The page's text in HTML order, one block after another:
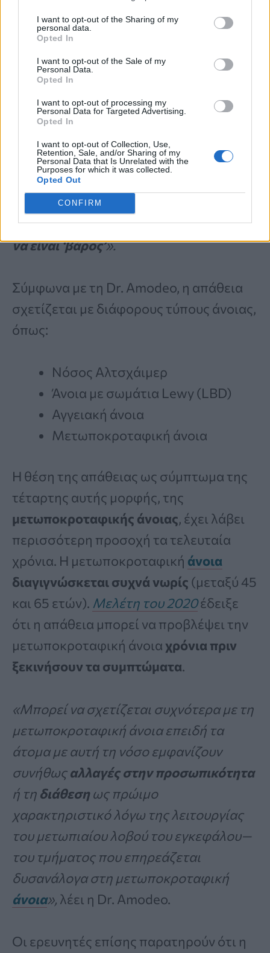
I want to opt-out of the Sharing of my
personal data.
Opted In
I want to opt-out of the Sale of my
Personal Data.
Opted In
I want to opt-out of processing my
Personal Data for Targeted Advertising.
Opted In
I want to opt-out of Collection, Use,
Retention, Sale, and/or Sharing of my
Personal Data that Is Unrelated with the
Purposes for which it was collected.
Opted Out
CONFIRM
δραστηριότητες που κάποτε του
άρεσαν.
Ο Dr.Daniel Lesley
Μασαχουσέτη, λέει ότι και οι
καταστάσεις μπορεί να συμβάλλουν
στην απάθεια.«Τα άτομα μπορεί να
νιώθουν ότι όλα είναιπιο δύσκολα,
κάνοντάς τα να φαίνονται ‘σαν να μην
προσπαθούν’»,
μπορεί νααισθάνονται ‘άχρηστοι’ ή σαν
να είναι ‘βάρος’».
Σύμφωνα με τη Dr. Amodeo, η απάθεια
σχετίζεται με διάφορους τύπους άνοιας,
όπως:
Νόσος Αλτσχάιμερ
Άνοια με σωμάτια Lewy (LBD)
Αγγειακή άνοια
Μετωποκροταφική άνοια
Η θέση της απάθειας ως σύμπτωμα της
τέταρτης αυτής μορφής, της
μετωποκροταφικής άνοιας, έχει λάβει
περισσότερη προσοχή τα τελευταία
χρόνια. Η μετωποκροταφική άνοια
διαγιγνώσκεται συχνά νωρίς (μεταξύ 45
και 65 ετών). Μελέτη του 2020έδειξε
ότι η απάθεια μπορεί να προβλέψει την
μετωποκροταφική άνοια χρόνια πριν
ξεκινήσουν τα συμπτώματα.
«Μπορεί να σχετίζεται συχνότερα με τη
μετωποκροταφική άνοια επειδή τα
άτομα με αυτή τη νόσο εμφανίζουν
συνήθωςαλλαγές στην προσωπικότητα
ή τη διάθεσηως πρώιμο
χαρακτηριστικό λόγω της λειτουργίας
του μετωπιαίου λοβού του εγκεφάλου—
του τμήματος που επηρεάζεται
δυσανάλογα στη μετωποκροταφική
άνοια», λέει η Dr. Amodeo.
Οι ερευνητές επίσης παρατηρούν ότι η